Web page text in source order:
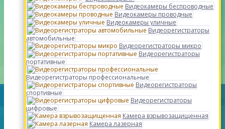
Видеокамеры беспроводные
Видеокамеры проводные
Видеокамеры уличные
Видеорегистраторы
автомобильные
Видеорегистраторы микро
Видеорегистраторы
портативные
Видеорегистраторы профессиональные
Видеорегистраторы
спортивные
Видеорегистраторы
цифровые
Камера взрывозащищенная
Камера лазерная